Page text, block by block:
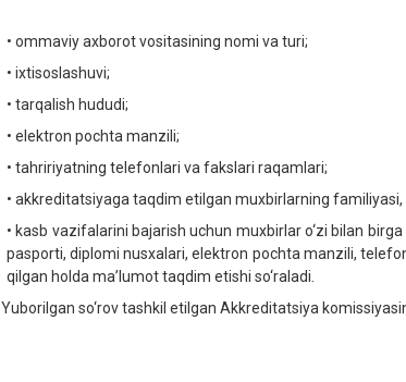
• ommaviy axborot vositasining nomi va turi;
• ixtisoslashuvi;
• tarqalish hududi;
• elektron pochta manzili;
• tahririyatning telefonlari va fakslari raqamlari;
• akkreditatsiyaga taqdim etilgan muxbirlarning
• kasb vazifalarini bajarish uchun muxbirlar o‘zi bilan
pasporti, diplomi nusxalari, elektron pochta manzili,
qilgan holda ma’lumot taqdim etishi so‘raladi.
Yuborilgan so‘rov tashkil etilgan Akkreditatsiya